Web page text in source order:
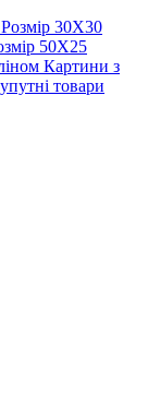
Розмір 30Х30
50Х25
Картини з
товари